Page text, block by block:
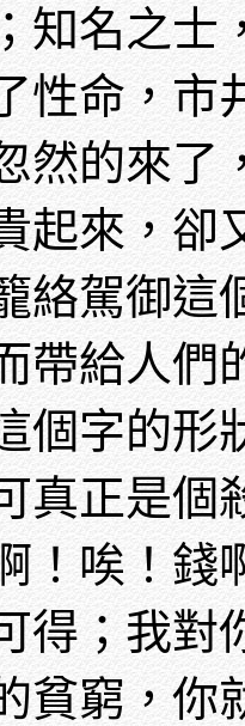
知名之士
性命，市
然的來了
起來，卻
絡駕御這
帶給人們
個字的形
真正是個
！唉！錢
得；我對
貧窮，你